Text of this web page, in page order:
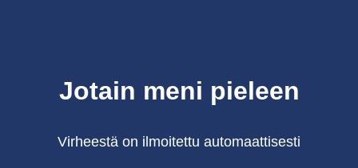
Jotain meni pieleen
Virheestä on ilmoitettu automaattisesti